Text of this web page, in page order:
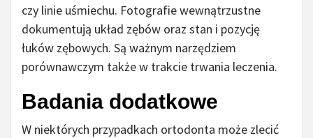
czy linie uśmiechu. Fotografie wewnątrzustne
dokumentują układ zębów oraz stan i pozycję
łuków zębowych. Są ważnym narzędziem
porównawczym także w trakcie trwania leczenia.
Badania dodatkowe
W niektórych przypadkach ortodonta może zlecić